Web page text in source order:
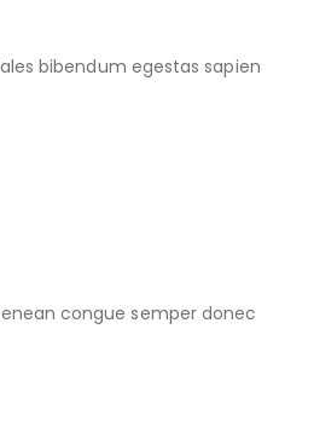
bibendum egestas sapien
congue semper donec